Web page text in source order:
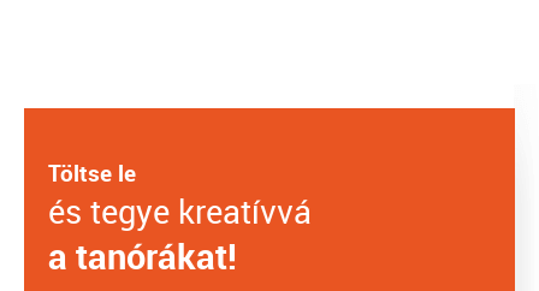
Töltse le
és tegye kreatívvá
a tanórákat!